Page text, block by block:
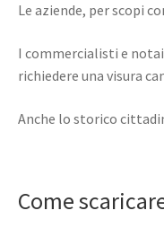
Le aziende, per scopi
I commercialisti e
richiedere una visura
Anche lo storico
Come